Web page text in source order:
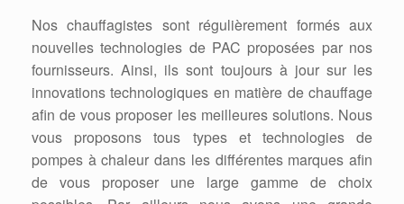
Nos chauffagistes sont régulièrement formés aux
nouvelles technologies de PAC proposées par nos
fournisseurs. Ainsi, ils sont toujours à jour sur les
innovations technologiques en matière de chauffage
afin de vous proposer les meilleures solutions. Nous
vous proposons tous types et technologies de
pompes à chaleur dans les différentes marques afin
de vous proposer une large gamme de choix